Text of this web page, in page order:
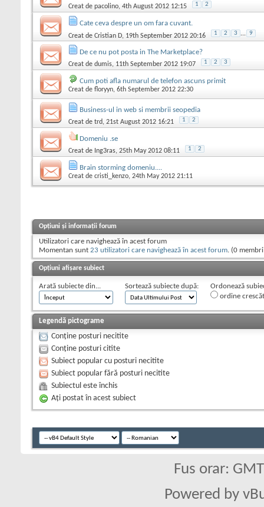
Creat de pacolino, 4th August 2012 12:15 1 2
Cate ceva despre un om fara cuvant.
Creat de Cristian D, 19th September 2012 20:16 1 2 3 ... 9
De ce nu pot posta in The Marketplace?
Creat de dumis, 11th September 2012 19:07 1 2 3
Cum poti afla numarul de telefon ascuns primit
Creat de floryyn, 6th September 2012 22:30
Business-ul in web si membrii seopedia
Creat de trd, 21st August 2012 16:21 1 2
Domeniu .se
Creat de Ing3ras, 25th May 2012 08:11 1 2
Brain storming domeniu....
Creat de cristi_kenzo, 24th May 2012 21:11
Opțiuni și informații forum
Utilizatori care navighează în acest forum
Momentan sunt 23 utilizatori care navighează în acest forum. (0
Opțiuni afișare subiect
Arată subiecte din... Sortează subiecte după:
Ordonează
ordine
Legendă pictograme
Conține posturi necitite
Conține posturi citite
Subiect popular cu posturi necitite
Subiect popular fără posturi necitite
Subiectul este închis
Aţi postat în acest subiect
Fus orar:
Powered by